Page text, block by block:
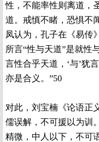
性，不能率性则离道，
道。戒慎不睹，恐惧不
凤认为，孔子在《易传
所言“性与天道”是就性
言性合乎天道，‘与’犹
亦是合义。”50
对此，刘宝楠《论语正
儒误解，不可援以为训
精微，中人以下，不可